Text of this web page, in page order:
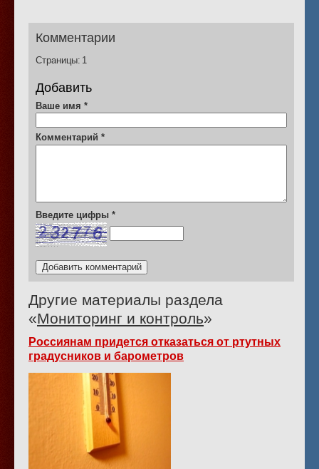
Комментарии
Страницы: 1
Добавить
Ваше имя *
Комментарий *
Введите цифры *
Другие материалы раздела
«Мониторинг и контроль»
Россиянам придется отказаться от ртутных
градусников и барометров